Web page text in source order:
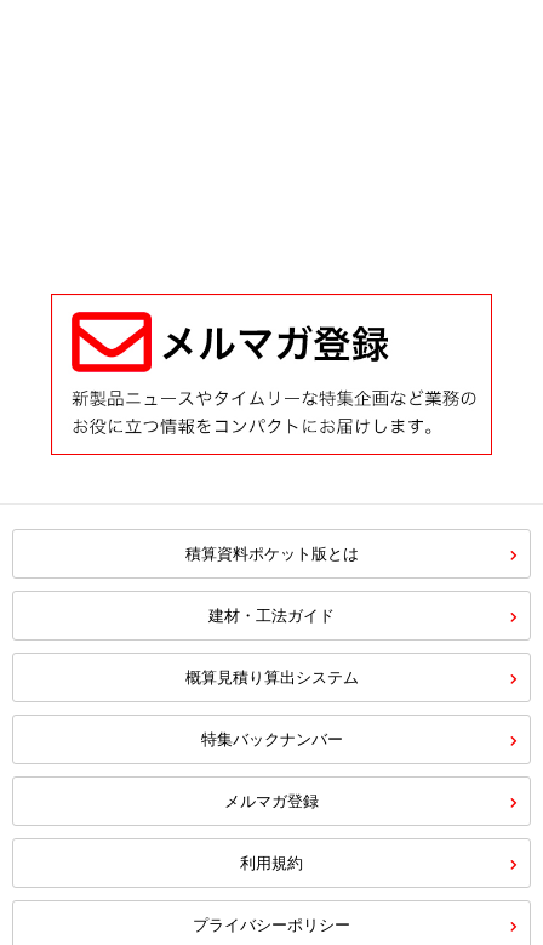
積算資料ポケット版とは
建材・工法ガイド
概算見積り算出システム
特集バックナンバー
メルマガ登録
利用規約
プライバシーポリシー